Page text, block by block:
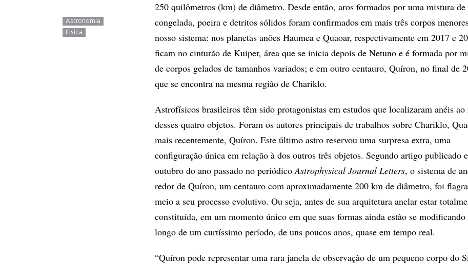
Astronomia
Física
250 quilômetros (km) de diâmetro. Desde então, aros formados por uma mistura de
congelada, poeira e detritos sólidos foram confirmados em mais três corpos
nosso sistema: nos planetas anões Haumea e Quaoar, respectivamente em 2017 e
ficam no cinturão de Kuiper, área que se inicia depois de Netuno e é formada por
de corpos gelados de tamanhos variados; e em outro centauro, Quíron, no final de
que se encontra na mesma região de Chariklo.
Astrofísicos brasileiros têm sido protagonistas em estudos que localizaram anéis ao
desses quatro objetos. Foram os autores principais de trabalhos sobre Chariklo,
mais recentemente, Quíron. Este último astro reservou uma surpresa extra, uma
configuração única em relação à dos outros três objetos. Segundo artigo publicado
outubro do ano passado no periódicoAstrophysical Journal Letters, o sistema de
redor de Quíron, um centauro com aproximadamente 200 km de diâmetro, foi
meio a seu processo evolutivo. Ou seja, antes de sua arquitetura anelar estar
constituída, em um momento único em que suas formas ainda estão se modificando
longo de um curtíssimo período, de uns poucos anos, quase em tempo real.
“Quíron pode representar uma rara janela de observação de um pequeno corpo do